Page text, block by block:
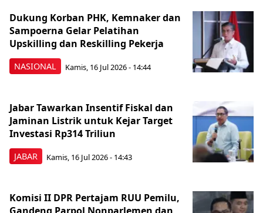
NASIONAL
Dukung Korban PHK, Kemnaker dan
Sampoerna Gelar Pelatihan
Upskilling dan Reskilling Pekerja
Kamis, 16 Jul 2026 - 14:44
JABAR
Jabar Tawarkan Insentif Fiskal dan
Jaminan Listrik untuk Kejar Target
Investasi Rp314 Triliun
Kamis, 16 Jul 2026 - 14:43
Komisi II DPR Pertajam RUU Pemilu,